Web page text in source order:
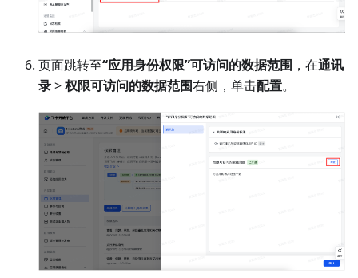
页面跳转至“应用身份权限”可访问的数据范围 ，在通讯
录>权限可访问的数据范围右侧，单击配置。